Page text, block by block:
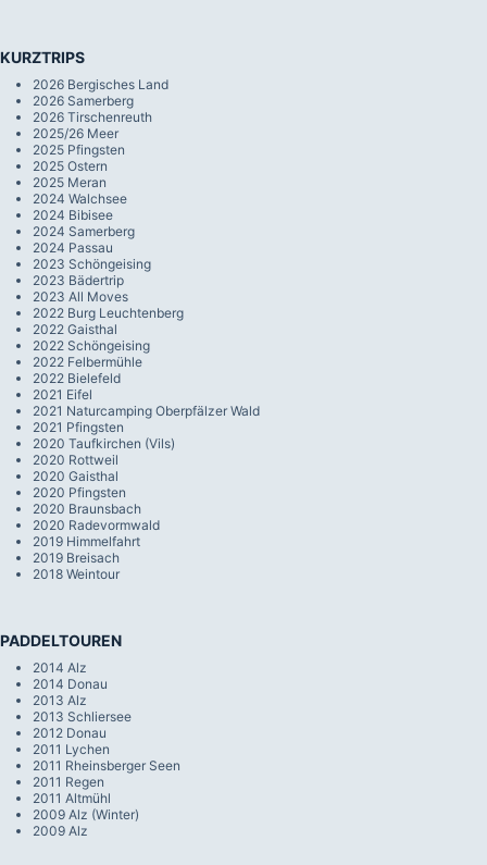
KURZTRIPS
2026 Bergisches Land
2026 Samerberg
2026 Tirschenreuth
2025/26 Meer
2025 Pfingsten
2025 Ostern
2025 Meran
2024 Walchsee
2024 Bibisee
2024 Samerberg
2024 Passau
2023 Schöngeising
2023 Bädertrip
2023 All Moves
2022 Burg Leuchtenberg
2022 Gaisthal
2022 Schöngeising
2022 Felbermühle
2022 Bielefeld
2021 Eifel
2021 Naturcamping Oberpfälzer Wald
2021 Pfingsten
2020 Taufkirchen (Vils)
2020 Rottweil
2020 Gaisthal
2020 Pfingsten
2020 Braunsbach
2020 Radevormwald
2019 Himmelfahrt
2019 Breisach
2018 Weintour
PADDELTOUREN
2014 Alz
2014 Donau
2013 Alz
2013 Schliersee
2012 Donau
2011 Lychen
2011 Rheinsberger Seen
2011 Regen
2011 Altmühl
2009 Alz (Winter)
2009 Alz